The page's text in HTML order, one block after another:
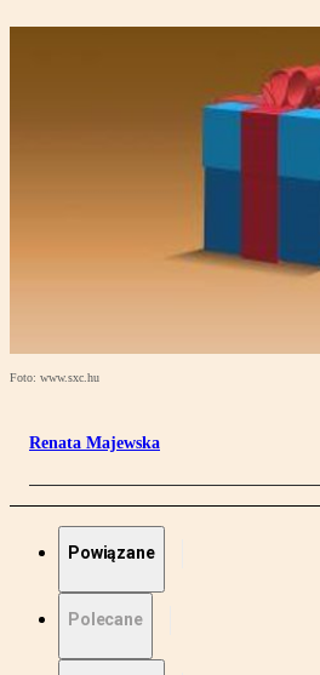
Foto: www.sxc.hu
Renata Majewska
Powiązane
Polecane